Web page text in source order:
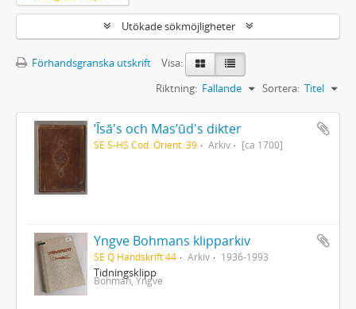
Utökade sökmöjligheter
Förhandsgranska utskrift
Visa:
Sortera: Titel
Riktning: Fallande
ʼĪsā's och Masʼūd's dikter
SE S-HS Cod. Orient. 39 Arkiv [ca 1700]
Yngve Bohmans klipparkiv
SE Q Handskrift 44 Arkiv 1936-1993
Tidningsklipp
Bohman, Yngve